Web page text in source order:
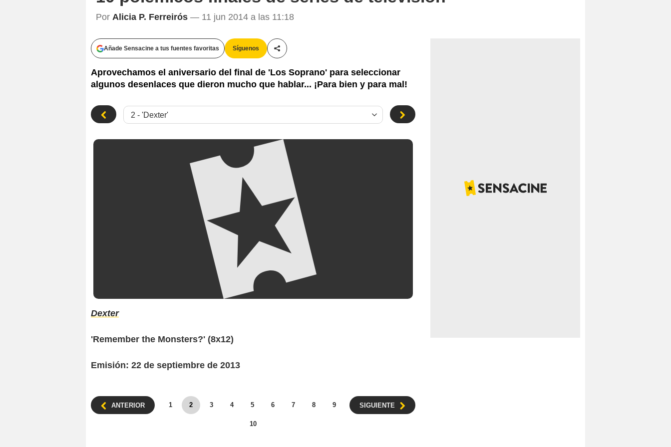
Por Alicia P. Ferreirós — 11 jun 2014 a las 11:18
Añade Sensacine a tus fuentes favoritas Síguenos
Compartir esta noticia
Aprovechamos el aniversario del final de 'Los Soprano' para seleccionar
algunos desenlaces que dieron mucho que hablar... ¡Para bien y para mal!
Dexter
'Remember the Monsters?' (8x12)
Emisión: 22 de septiembre de 2013
ANTERIOR SIGUIENTE
1 2 3 4 5 6 7 8 9
10